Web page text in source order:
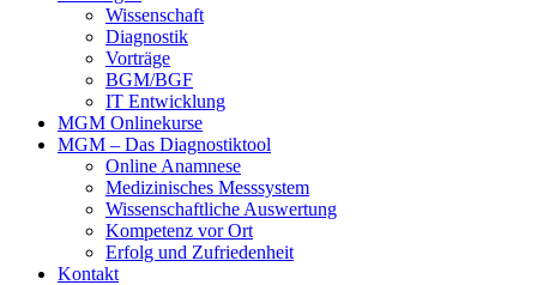
Wissenschaft
Diagnostik
Vorträge
BGM/BGF
IT Entwicklung
MGM Onlinekurse
MGM – Das Diagnostiktool
Online Anamnese
Medizinisches Messsystem
Wissenschaftliche Auswertung
Kompetenz vor Ort
Erfolg und Zufriedenheit
Kontakt